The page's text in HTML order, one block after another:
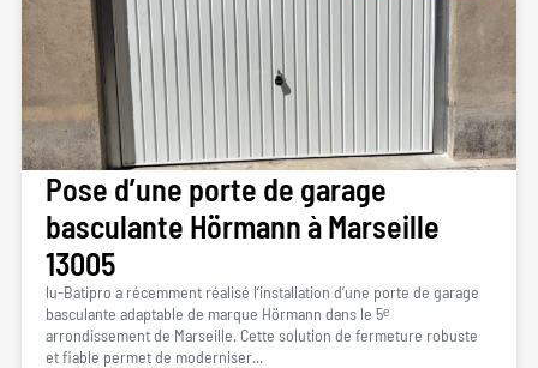
Pose d’une porte de garage
basculante Hörmann à Marseille
13005
lu-Batipro a récemment réalisé l’installation d’une porte de garage
basculante adaptable de marque Hörmann dans le 5ᵉ
arrondissement de Marseille. Cette solution de fermeture robuste
et fiable permet de moderniser...